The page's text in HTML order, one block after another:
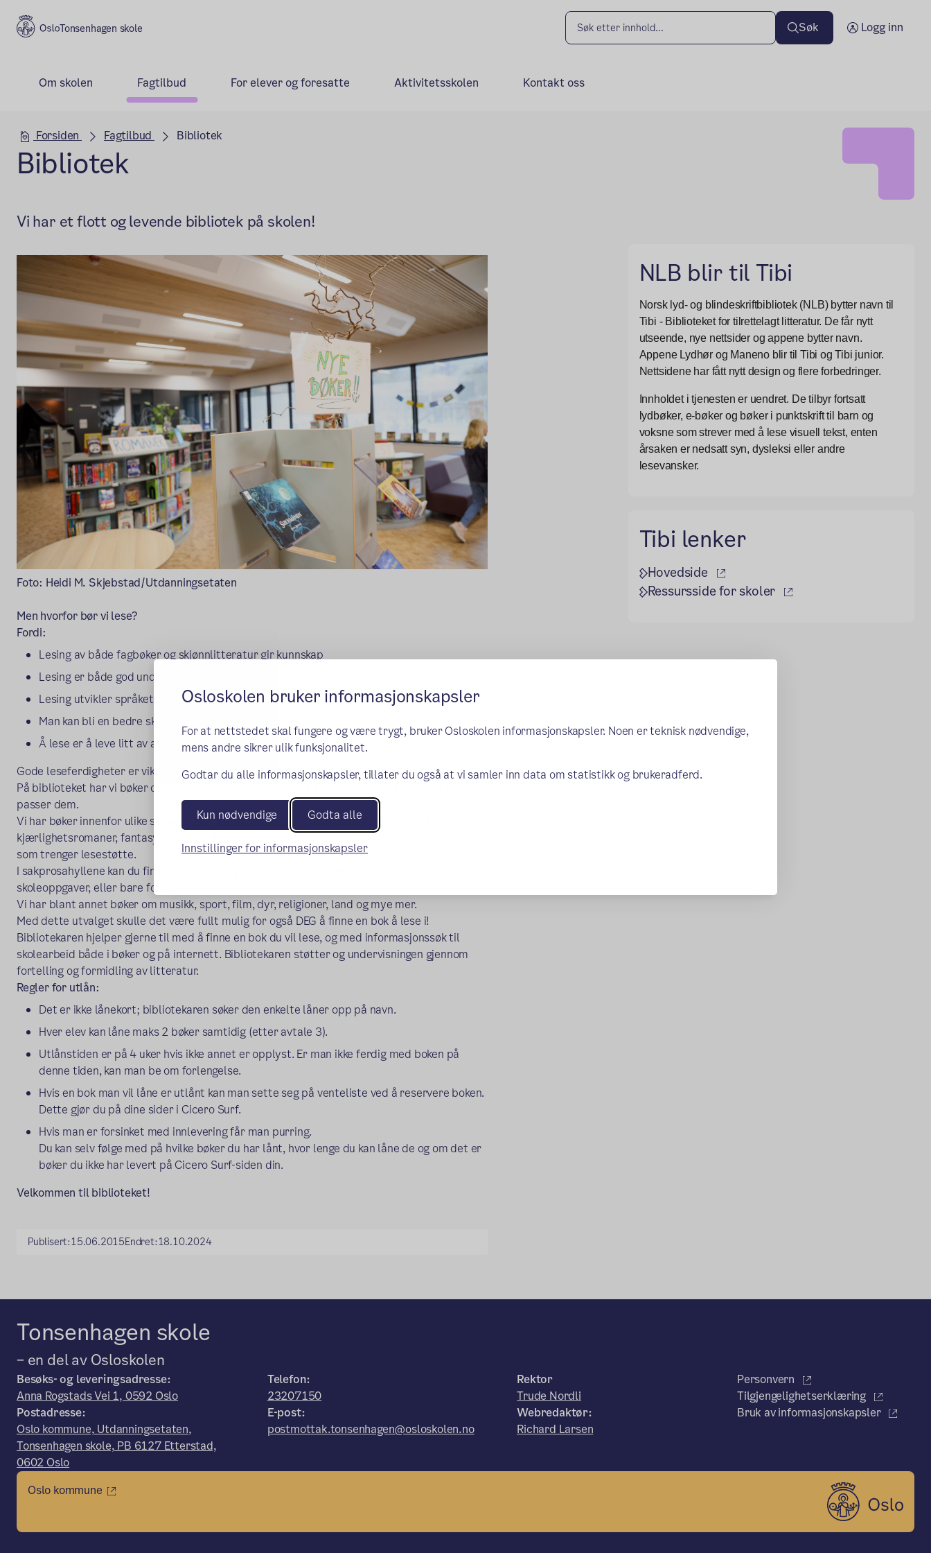
Osloskolen bruker informasjonskapsler
For at nettstedet skal fungere og være trygt, bruker Osloskolen informasjonskapsler. Noen er teknisk nødvendige,
mens andre sikrer ulik funksjonalitet.
Godtar du alle informasjonskapsler, tillater du også at vi samler inn data om statistikk og brukeradferd.
Kun nødvendige Godta alle
Innstillinger for informasjonskapsler
Tonsenhagen skole Søk Logg inn
Om skolen Fagtilbud For elever og foresatte Aktivitetsskolen Kontakt oss
Hovedseksjon
Forsiden Fagtilbud Bibliotek
Bibliotek
Vi har et flott og levende bibliotek på skolen!
Foto: Heidi M. Skjebstad/Utdanningsetaten
Men hvorfor bør vi lese?
Fordi:
Lesing av både fagbøker og skjønnlitteratur gir kunnskap
Lesing er både god underholdning og fin avslapping
Lesing utvikler språket vårt og gir oss flere ord vi kan bruke
Man kan bli en bedre skriver selv
Å lese er å leve litt av andres liv – og vi kan lære av andre!
Gode leseferdigheter er viktige i ALLE fag på skolen .... og det er rett og slett gøy!
På biblioteket har vi bøker om det meste, og målet er at ALLE skal kunne finne en bok som
passer dem.
Vi har bøker innenfor ulike sjangre som; Lettlestbøker, bildebøker, bøker på engelsk,
kjærlighetsromaner, fantasy, grøssere, krimbøker, klassikere og mer. Vi har og lydbøker for de
som trenger lesestøtte.
I sakprosahyllene kan du finne faktabøker og oppslagsverk som kan brukes i forbindelse med
skoleoppgaver, eller bare for hyggelesing.
Vi har blant annet bøker om musikk, sport, film, dyr, religioner, land og mye mer.
Med dette utvalget skulle det være fullt mulig for også DEG å finne en bok å lese i!
Bibliotekaren hjelper gjerne til med å finne en bok du vil lese, og med informasjonssøk til
skolearbeid både i bøker og på internett. Bibliotekaren støtter og undervisningen gjennom
fortelling og formidling av litteratur.
Regler for utlån:
Det er ikke lånekort; bibliotekaren søker den enkelte låner opp på navn.
Hver elev kan låne maks 2 bøker samtidig (etter avtale 3).
Utlånstiden er på 4 uker hvis ikke annet er opplyst. Er man ikke ferdig med boken på
denne tiden, kan man be om forlengelse.
Hvis en bok man vil låne er utlånt kan man sette seg på venteliste ved å reservere boken.
Dette gjør du på dine sider i Cicero Surf.
Hvis man er forsinket med innlevering får man purring.
Du kan selv følge med på hvilke bøker du har lånt, hvor lenge du kan låne de og om det er
bøker du ikke har levert på Cicero Surf-siden din.
Velkommen til biblioteket!
Publisert:15.06.2015Endret:18.10.2024
NLB blir til Tibi
Norsk lyd- og blindeskriftbibliotek (NLB) bytter navn til
Tibi - Biblioteket for tilrettelagt litteratur. De får nytt
utseende, nye nettsider og appene bytter navn.
Appene Lydhør og Maneno blir til Tibi og Tibi junior.
Nettsidene har fått nytt design og flere forbedringer.
Innholdet i tjenesten er uendret. De tilbyr fortsatt
lydbøker, e-bøker og bøker i punktskrift til barn og
voksne som strever med å lese visuell tekst, enten
årsaken er nedsatt syn, dysleksi eller andre
lesevansker.
Tibi lenker
Hovedside
(ekstern lenke)
Ressursside for skoler
(ekstern lenke)
Tonsenhagen skole
– en del av Osloskolen
Besøks- og leveringsadresse:
Anna Rogstads Vei 1, 0592 Oslo
Postadresse:
Oslo kommune, Utdanningsetaten,
Tonsenhagen skole, PB 6127 Etterstad,
0602 Oslo
Telefon:
23207150
E-post:
postmottak.tonsenhagen@osloskolen.no
Rektor
Trude Nordli
Webredaktør:
Richard Larsen
Personvern
Tilgjengelighetserklæring
Bruk av informasjonskapsler
Oslo kommune